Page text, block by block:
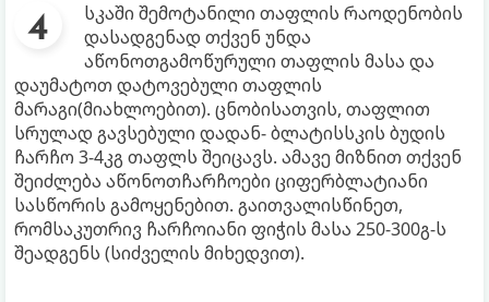
სკაში შემოტანილი თაფლის რაოდენობის
დასადგენად თქვენ უნდა
აწონოთგამოწურული თაფლის მასა და
დაუმატოთ დატოვებული თაფლის
მარაგი(მიახლოებით). ცნობისათვის, თაფლით
სრულად გავსებული დადან- ბლატისსკის ბუდის
ჩარჩო 3-4კგ თაფლს შეიცავს. ამავე მიზნით თქვენ
შეიძლება აწონოთჩარჩოები ციფერბლატიანი
სასწორის გამოყენებით. გაითვალისწინეთ,
რომსაკუთრივ ჩარჩოიანი ფიჭის მასა 250-300გ-ს
შეადგენს (სიძველის მიხედვით).